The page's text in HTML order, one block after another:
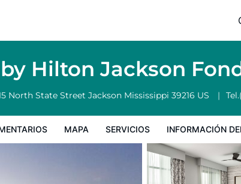
Hilton Jackson
North State Street Jackson Mississippi 39216 US Tel.
MAPA SERVICIOS INFORMACIÓN
Medical District